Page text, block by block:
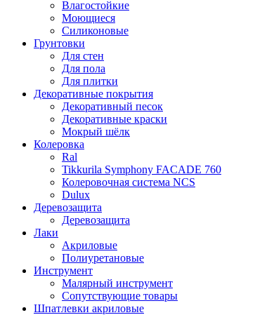
Влагостойкие
Моющиеся
Силиконовые
Грунтовки
Для стен
Для пола
Для плитки
Декоративные покрытия
Декоративный песок
Декоративные краски
Мокрый шёлк
Колеровка
Ral
Tikkurila Symphony FACADE 760
Колеровочная система NCS
Dulux
Деревозащита
Деревозащита
Лаки
Акриловые
Полиуретановые
Инструмент
Малярный инструмент
Сопутствующие товары
Шпатлевки акриловые